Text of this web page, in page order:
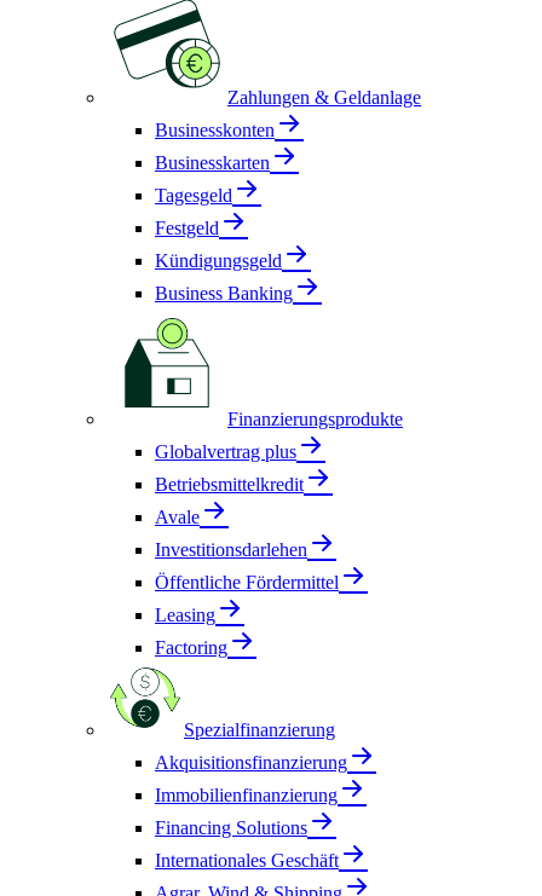
Zahlungen & Geldanlage
Businesskonten
Businesskarten
Tagesgeld
Festgeld
Kündigungsgeld
Business Banking
Finanzierungsprodukte
Globalvertrag plus
Betriebsmittelkredit
Avale
Investitionsdarlehen
Öffentliche Fördermittel
Leasing
Factoring
Spezialfinanzierung
Akquisitionsfinanzierung
Immobilienfinanzierung
Financing Solutions
Internationales Geschäft